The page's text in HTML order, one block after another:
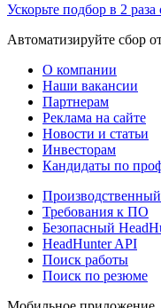
Ускорьте подбор в 2 раза
Автоматизируйте сбор
О компании
Наши вакансии
Партнерам
Реклама на сайте
Новости и статьи
Инвесторам
Кандидаты по
Требования к ПО
Безопасный
HeadHunter API
Поиск работы
Поиск по резюме